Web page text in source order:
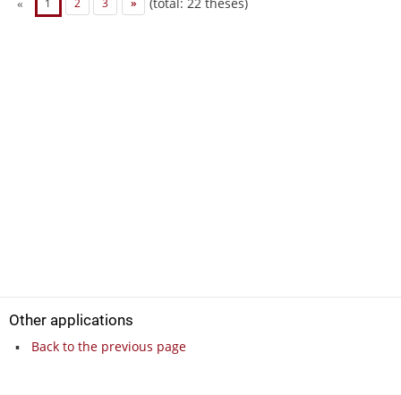
« 1 2 3 »
Other applications
Back to the previous page